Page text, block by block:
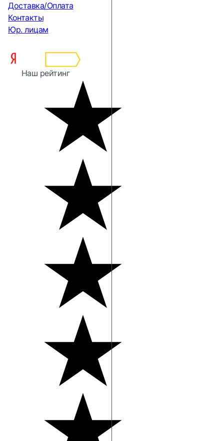
Доставка/Оплата
Контакты
Юр. лицам
Наш рейтинг